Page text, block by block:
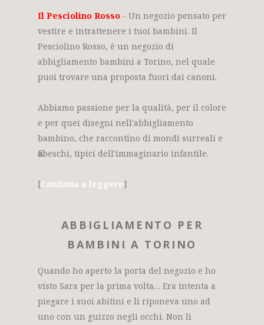
Il Pesciolino Rosso - Un negozio pensato per
vestire e intrattenere i tuoi bambini. Il
Pesciolino Rosso, è un negozio di
abbigliamento bambini a Torino, nel quale
puoi trovare una proposta fuori dai canoni.
Abbiamo passione per la qualità, per il colore
e per quei disegni nell'abbigliamento
bambino, che raccontino di mondi surreali e
fiabeschi, tipici dell'immaginario infantile.
[Continua a leggere]
ABBIGLIAMENTO PER
BAMBINI A TORINO
Quando ho aperto la porta del negozio e ho
visto Sara per la prima volta… Era intenta a
piegare i suoi abitini e li riponeva uno ad
uno con un guizzo negli occhi. Non li